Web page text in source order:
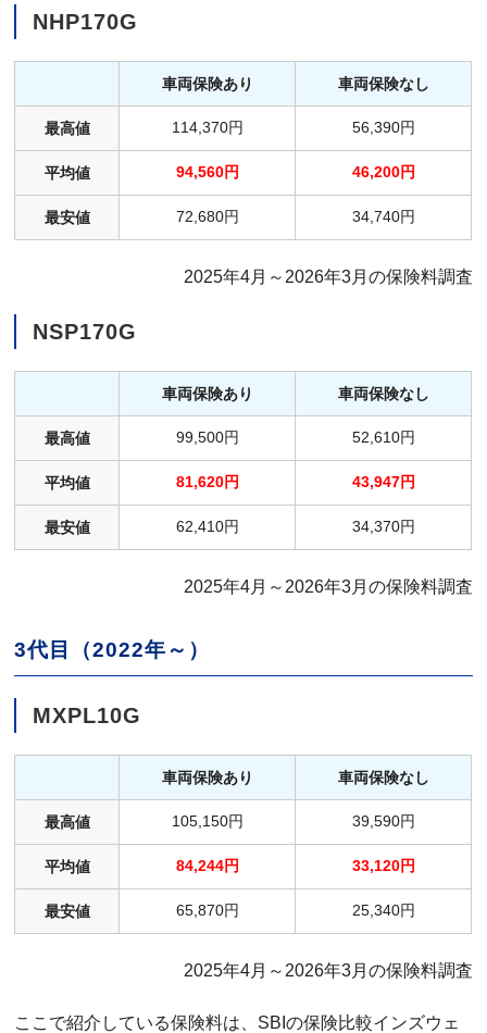
NHP170G
車両保険あり 車両保険なし
最高値 114,370円 56,390円
平均値 94,560円 46,200円
最安値 72,680円 34,740円
2025年4月～2026年3月の保険料調査
NSP170G
車両保険あり 車両保険なし
最高値 99,500円 52,610円
平均値 81,620円 43,947円
最安値 62,410円 34,370円
2025年4月～2026年3月の保険料調査
3代目（2022年～）
MXPL10G
車両保険あり 車両保険なし
最高値 105,150円 39,590円
平均値 84,244円 33,120円
最安値 65,870円 25,340円
2025年4月～2026年3月の保険料調査
ここで紹介している保険料は、SBIの保険比較インズウェ